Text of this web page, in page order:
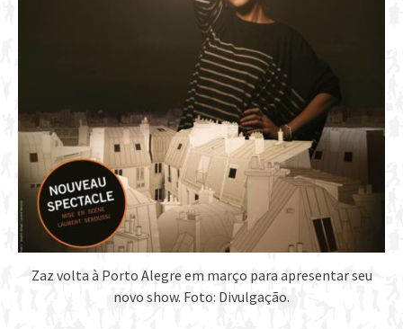
Zaz volta à Porto Alegre em março para apresentar seu
novo show. Foto: Divulgação.